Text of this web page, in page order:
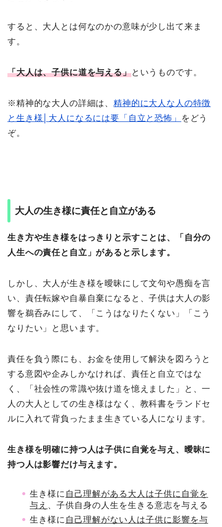
すると、大人とは何なのかの意味が少し出て来ま
す。
「大人は、子供に道を与える」というものです。
※精神的な大人の詳細は、精神的に大人な人の特徴
と生き様│大人になるには要「自立と恐怖」
をどう
ぞ。
大人の生き様に責任と自立がある
生き方や生き様をはっきりと示すことは、「自分の
人生への責任と自立」があると示します。
しかし、大人が生き様を曖昧にして文句や愚痴を言
い、責任転嫁や自暴自棄になると、子供は大人の影
響を鵜呑みにして、「こうはなりたくない」「こう
なりたい」と思います。
責任を負う際にも、お金を使用して解決を図ろうと
する意図や企みしかなければ、責任と自立ではな
く、「社会性の常識や抜け道を憶えました」と、一
人の大人としての生き様はなく、教科書をランドセ
ルに入れて背負ったまま生きている人になります。
生き様を明確に持つ人は子供に自覚を与え、曖昧に
持つ人は影響だけ与えます。
生き様に 自己理解がある大人は子供に自覚を
与え 、子供自身の人生を生きる意志を与える
生き様に 自己理解がない人は子供に影響を与